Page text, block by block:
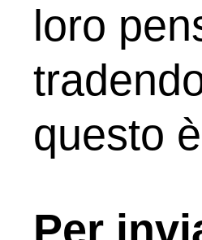
loro
questo
Per